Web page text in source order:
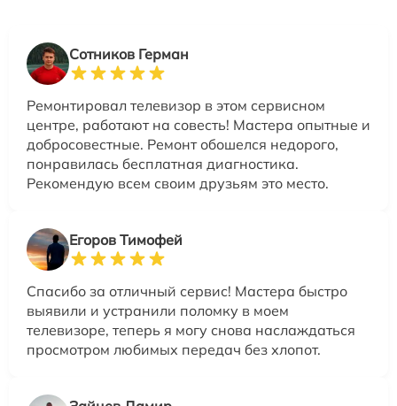
Сотников Герман
Ремонтировал телевизор в этом сервисном
центре, работают на совесть! Мастера опытные и
добросовестные. Ремонт обошелся недорого,
понравилась бесплатная диагностика.
Рекомендую всем своим друзьям это место.
Егоров Тимофей
Спасибо за отличный сервис! Мастера быстро
выявили и устранили поломку в моем
телевизоре, теперь я могу снова наслаждаться
просмотром любимых передач без хлопот.